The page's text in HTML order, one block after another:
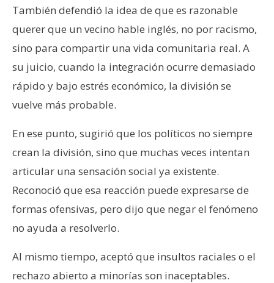
También defendió la idea de que es razonable
querer que un vecino hable inglés, no por racismo,
sino para compartir una vida comunitaria real. A
su juicio, cuando la integración ocurre demasiado
rápido y bajo estrés económico, la división se
vuelve más probable.
En ese punto, sugirió que los políticos no siempre
crean la división, sino que muchas veces intentan
articular una sensación social ya existente.
Reconoció que esa reacción puede expresarse de
formas ofensivas, pero dijo que negar el fenómeno
no ayuda a resolverlo.
Al mismo tiempo, aceptó que insultos raciales o el
rechazo abierto a minorías son inaceptables.